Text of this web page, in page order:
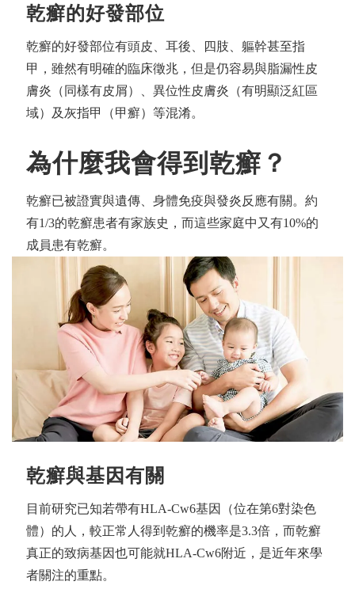
乾癬的好發部位
乾癬的好發部位有頭皮、耳後、四肢、軀幹甚至指
甲，雖然有明確的臨床徵兆，但是仍容易與脂漏性皮
膚炎（同樣有皮屑）、異位性皮膚炎（有明顯泛紅區
域）及灰指甲（甲癬）等混淆。
為什麼我會得到乾癬？
乾癬已被證實與遺傳、身體免疫與發炎反應有關。約
有1/3的乾癬患者有家族史，而這些家庭中又有10%的
成員患有乾癬。
乾癬與基因有關
目前研究已知若帶有HLA-Cw6基因（位在第6對染色
體）的人，較正常人得到乾癬的機率是3.3倍，而乾癬
真正的致病基因也可能就HLA-Cw6附近，是近年來學
者關注的重點。